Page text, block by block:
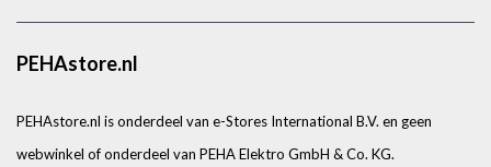
PEHAstore.nl
PEHAstore.nl is onderdeel van e-Stores International B.V. en geen
webwinkel of onderdeel van PEHA Elektro GmbH & Co. KG.